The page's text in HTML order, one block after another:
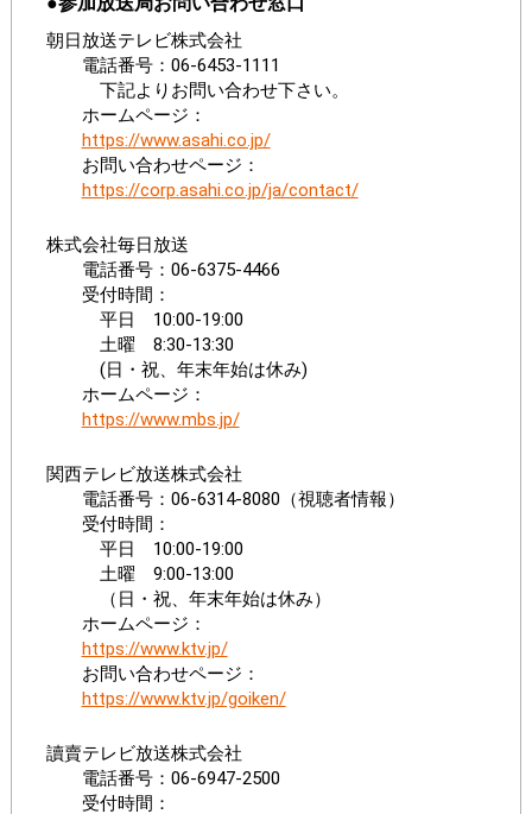
朝日放送テレビ株式会社
電話番号：06-6453-1111
下記よりお問い合わせ下さい。
ホームページ：
https://www.asahi.co.jp/
お問い合わせページ：
https://corp.asahi.co.jp/ja/contact/
株式会社毎日放送
電話番号：06-6375-4466
受付時間：
平日 10:00-19:00
土曜 8:30-13:30
(日・祝、年末年始は休み)
ホームページ：
https://www.mbs.jp/
関西テレビ放送株式会社
電話番号：06-6314-8080（視聴者情報）
受付時間：
平日 10:00-19:00
土曜 9:00-13:00
（日・祝、年末年始は休み）
ホームページ：
https://www.ktv.jp/
お問い合わせページ：
https://www.ktv.jp/goiken/
讀賣テレビ放送株式会社
電話番号：06-6947-2500
受付時間：